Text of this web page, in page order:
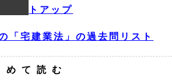
トアップ
「宅建業法」の過去問リスト
めて読む